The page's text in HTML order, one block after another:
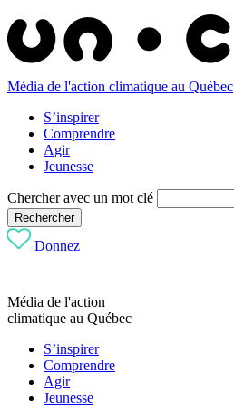
Média de l'action climatique au Québec
S’inspirer
Comprendre
Agir
Jeunesse
Chercher avec un mot clé
Rechercher
Donnez
Média de l'action
climatique au Québec
S’inspirer
Comprendre
Agir
Jeunesse